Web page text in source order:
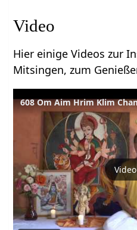
Video
Hier einige Videos zur
Mitsingen, zum
608 Om Aim Hrim Klim